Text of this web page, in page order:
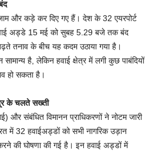
और कड़े कर दिए गए हैं। देश के 32 एयरपोर्ट
अड्डे 15 मई को सुबह 5.29 बजे तक बंद
तनाव के बीच यह कदम उठाया गया है।
है, लेकिन हवाई क्षेत्र में लगी कुछ पाबंदियों
हो सकता है।
के चलते सख्ती
और संबंधित विमानन प्राधिकरणों ने नोटम जारी
में 32 हवाईअड्डों को सभी नागरिक उड़ान
की घोषणा की गई है। इन हवाई अड्डों में